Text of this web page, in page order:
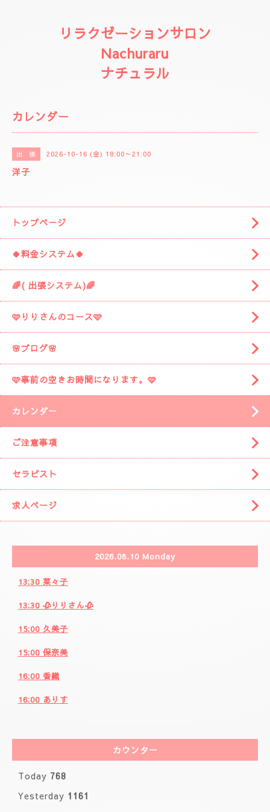
リラクゼーションサロン
Nachuraru
ナチュラル
カレンダー
出 張 2026-10-16 (金) 18:00～21:00
洋子
トップページ
🍀料金システム🍀
🌈( 出張システム)🌈
🩷りりさんのコース🩷
🌸ブログ🌸
🩷事前の空きお時間になります。🩷
カレンダー
ご注意事項
セラピスト
求人ページ
2026.08.10 Monday
13:30 菜々子
13:30 🥀りりさん🥀
15:00 久美子
15:00 保奈美
16:00 香織
16:00 ありす
カウンター
Today 768
Yesterday 1161